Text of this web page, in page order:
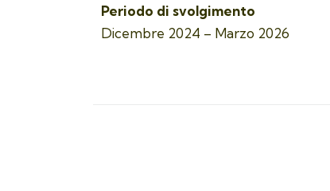
Periodo di svolgimento
Dicembre 2024 – Marzo 2026